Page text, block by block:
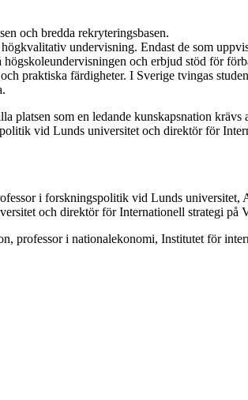
och bredda rekryteringsbasen.
undervisning. Endast de som
och erbjud stöd för
praktiska färdigheter. I Sverige tvingas
som en ledande kunskapsnation krävs
vid Lunds universitet och direktör för
i forskningspolitik vid Lunds
och direktör för Internationell strategi på
professor i nationalekonomi, Institutet för